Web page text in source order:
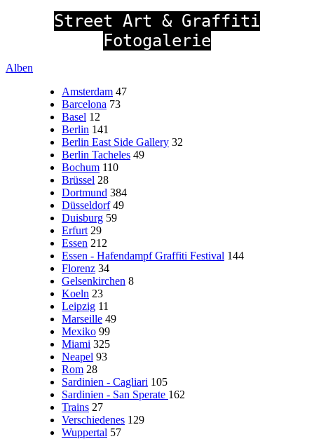
Street Art & Graffiti
Fotogalerie
Alben
Amsterdam 47
Barcelona 73
Basel 12
Berlin 141
Berlin East Side Gallery 32
Berlin Tacheles 49
Bochum 110
Brüssel 28
Dortmund 384
Düsseldorf 49
Duisburg 59
Erfurt 29
Essen 212
Essen - Hafendampf Graffiti Festival 144
Florenz 34
Gelsenkirchen 8
Koeln 23
Leipzig 11
Marseille 49
Mexiko 99
Miami 325
Neapel 93
Rom 28
Sardinien - Cagliari 105
Sardinien - San Sperate 162
Trains 27
Verschiedenes 129
Wuppertal 57